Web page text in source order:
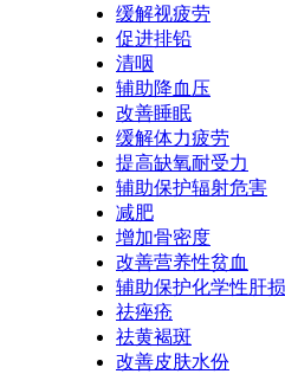
缓解视疲劳
促进排铅
清咽
辅助降血压
改善睡眠
缓解体力疲劳
提高缺氧耐受力
辅助保护辐射危害
减肥
增加骨密度
改善营养性贫血
辅助保护化学性肝
祛痤疮
祛黄褐斑
改善皮肤水份